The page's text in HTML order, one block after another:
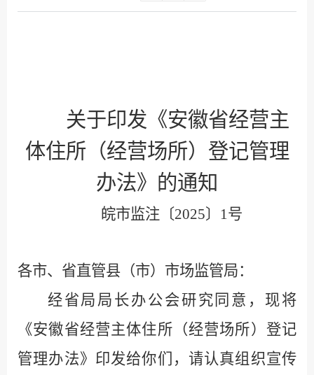
关于印发《安徽省经营主
体住所（经营场所）登记管理
办法》的通知
皖市监注〔2025〕 1 号
各市、省直管县（市）市场监管局：
经省局局长办公会研究同意，现将
《安徽省经营主体住所（经营场所）登记
管理办法》印发给你们，请认真组织宣传